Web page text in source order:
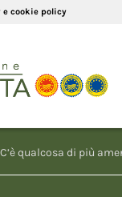
e cookie policy
C’è qualcosa di più